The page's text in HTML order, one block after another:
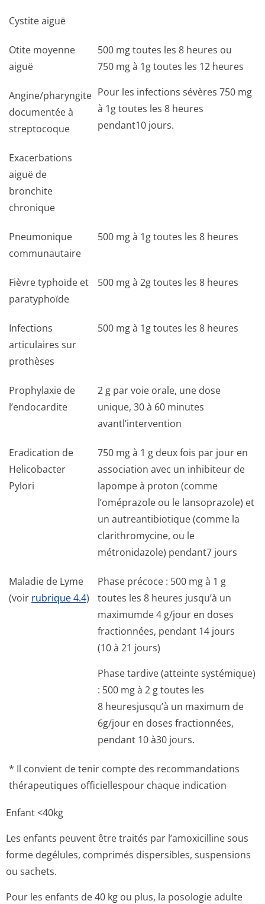
Cystite aiguë
Otite moyenne
aiguë
500 mg toutes les 8 heures ou
750 mg à 1g toutes les 12 heures
Pour les infections sévères 750 mg
à 1g toutes les 8 heures
pendant10 jours.
Angine/pharyngite
documentée à
streptocoque
Exacerbations
aiguë de
bronchite
chronique
Pneumonique
communautaire
500 mg à 1g toutes les 8 heures
Fièvre typhoïde et
paratyphoïde
500 mg à 2g toutes les 8 heures
Infections
articulaires sur
prothèses
500 mg à 1g toutes les 8 heures
Prophylaxie de
l’endocardite
2 g par voie orale, une dose
unique, 30 à 60 minutes
avantl’intervention
Eradication de
Helicobacter
Pylori
750 mg à 1 g deux fois par jour en
association avec un inhibiteur de
lapompe à proton (comme
l’oméprazole ou le lansoprazole) et
un autreantibiotique (comme la
clarithromycine, ou le
métronidazole) pendant7 jours
Maladie de Lyme
(voir rubrique 4.4)
Phase précoce : 500 mg à 1 g
toutes les 8 heures jusqu’à un
maximumde 4 g/jour en doses
fractionnées, pendant 14 jours
(10 à 21 jours)
Phase tardive (atteinte systémique)
: 500 mg à 2 g toutes les
8 heuresjusqu’à un maximum de
6g/jour en doses fractionnées,
pendant 10 à30 jours.
* Il convient de tenir compte des recommandations
thérapeutiques officiellespour chaque indication
Enfant <40kg
Les enfants peuvent être traités par l’amoxicilline sous
forme degélules, comprimés dispersibles, suspensions
ou sachets.
Pour les enfants de 40 kg ou plus, la posologie adulte